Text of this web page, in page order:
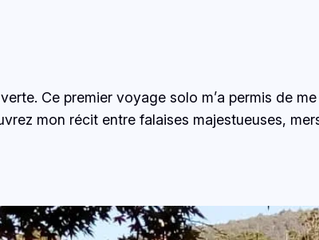
Ce premier voyage solo m’a permis de
mon récit entre falaises majestueuses,